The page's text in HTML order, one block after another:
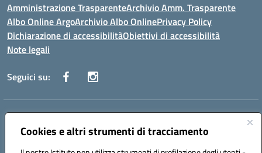
Cookies e altri strumenti di tracciamento
Amministrazione TrasparenteArchivio Amm. Trasparente
Albo Online ArgoArchivio Albo OnlinePrivacy Policy
Dichiarazione di accessibilitàObiettivi di accessibilità
Note legali
Seguici su:
Indirizzo:
Centralino:0823 742191 Email:CEIC8BC00Q@istruzione.it